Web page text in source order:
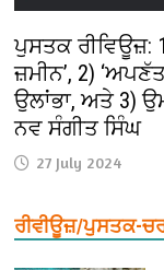
ਪੁਸਤਕ ਰੀਵਿਊਜ਼:
ਜ਼ਮੀਨ’, 2)
ਉਲਾਂਭਾ, ਅਤੇ 3)
ਨਵ ਸੰਗੀਤ ਸਿੰਘ
27 July 2024
ਰੀਵੀਊਜ਼/ਪੁਸਤਕ-